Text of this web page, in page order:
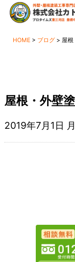
HOME > ブログ > 屋
屋根・外壁
2019年7月1日 月